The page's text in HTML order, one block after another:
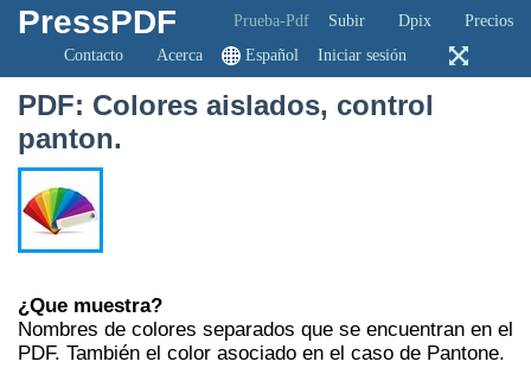
PressPDF Prueba-Pdf Subir Dpix
Precios
Contacto
Acerca Español Iniciar sesión
PDF: Colores aislados, control
panton.
¿Que muestra?
Nombres de colores separados que se encuentran en el
PDF. También el color asociado en el caso de Pantone.